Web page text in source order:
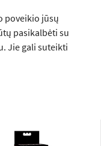
poveikio jūsų
pasikalbėti su
Jie gali suteikti